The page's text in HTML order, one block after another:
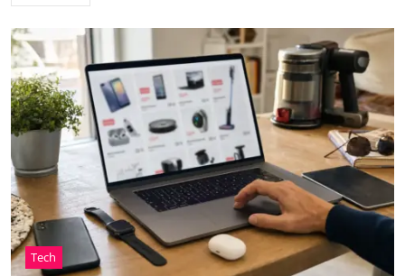
Tech